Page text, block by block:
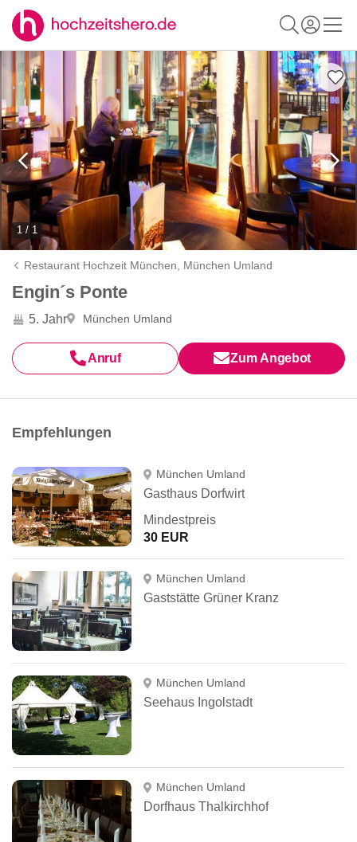
1 / 1
Restaurant Hochzeit München, München Umland
Engin´s Ponte
5. Jahr München Umland
Anruf Zum Angebot
Empfehlungen
München Umland
Gasthaus Dorfwirt
Mindestpreis
30 EUR
München Umland
Gaststätte Grüner Kranz
München Umland
Seehaus Ingolstadt
München Umland
Dorfhaus Thalkirchhof